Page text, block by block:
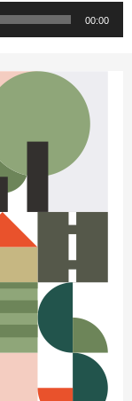
00:00